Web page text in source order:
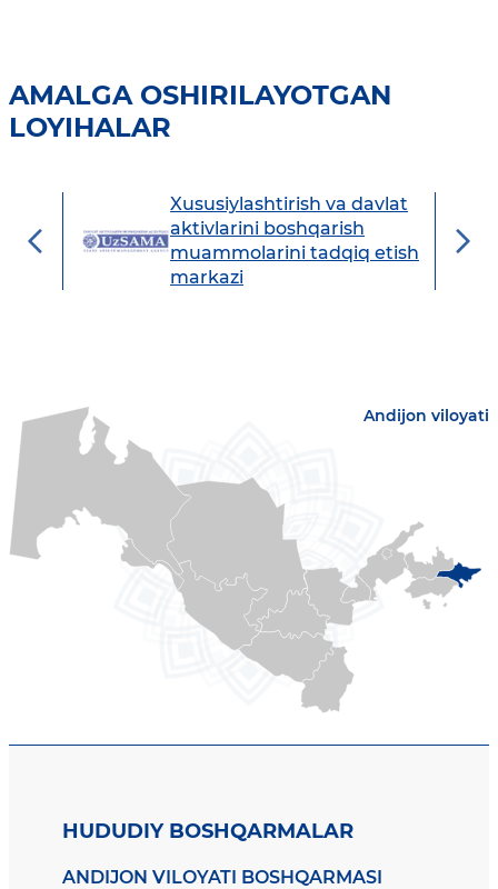
AMALGA OSHIRILAYOTGAN
LOYIHALAR
Xususiylashtirish va davlat
aktivlarini boshqarish
muammolarini tadqiq etish
markazi
Andijon viloyati
HUDUDIY BOSHQARMALAR
ANDIJON VILOYATI BOSHQARMASI